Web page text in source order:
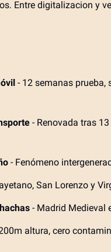
Entre digitalizacion y
- 12 semanas prueba,
- Renovada tras
- Fenómeno
San Lorenzo y
- Madrid Medieval
altura, cero